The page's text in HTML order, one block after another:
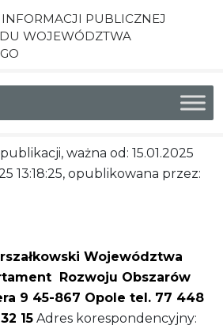
PUBLICZNEJ
WOJEWÓDZTWA
ważna od: 15.01.2025
13:18:25, opublikowana przez:
Województwa
Rozwoju Obszarów
9 45-867 Opole tel. 77 448
15 Adres korespondencyjny: